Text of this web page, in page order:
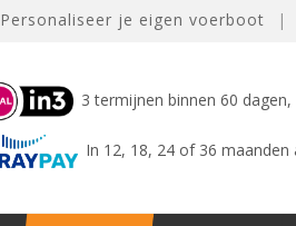
Personaliseer je eigen voerboot |
3 termijnen binnen 60
In 12, 18, 24 of 36 maanden